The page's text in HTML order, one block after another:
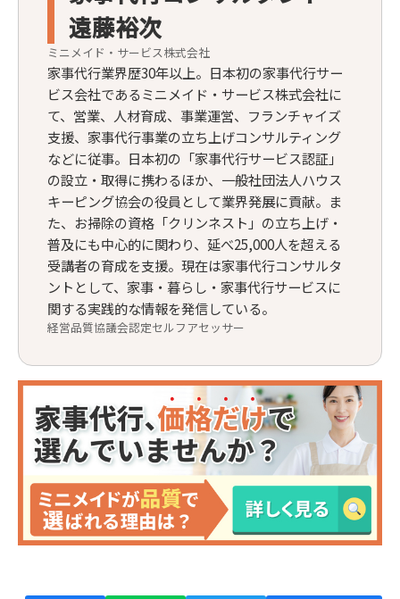
遠藤裕次
ミニメイド・サービス株式会社
家事代行業界歴30年以上。日本初の家事代行サー
ビス会社であるミニメイド・サービス株式会社に
て、営業、人材育成、事業運営、フランチャイズ
支援、家事代行事業の立ち上げコンサルティング
などに従事。日本初の「家事代行サービス認証」
の設立・取得に携わるほか、一般社団法人ハウス
キーピング協会の役員として業界発展に貢献。ま
た、お掃除の資格「クリンネスト」の立ち上げ・
普及にも中心的に関わり、延べ25,000人を超える
受講者の育成を支援。現在は家事代行コンサルタ
ントとして、家事・暮らし・家事代行サービスに
関する実践的な情報を発信している。
経営品質協議会認定セルフアセッサー